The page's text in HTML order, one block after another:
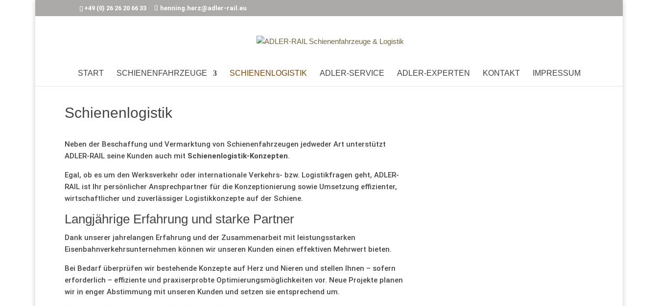
+49 (0) 26 26 20 66 33 henning.herz@adler-rail.eu
START SCHIENENFAHRZEUGE SCHIENENLOGISTIK ADLER-SERVICE ADLER-EXPERTEN KONTAKT IMPRESSUM
Schienenlogistik
Neben der Beschaffung und Vermarktung von Schienenfahrzeugen jedweder Art unterstützt
ADLER-RAIL seine Kunden auch mit Schienenlogistik-Konzepten.
Egal, ob es um den Werksverkehr oder internationale Verkehrs- bzw. Logistikfragen geht, ADLER-
RAIL ist Ihr persönlicher Ansprechpartner für die Konzeptionierung sowie Umsetzung effizienter,
wirtschaftlicher und zuverlässiger Logistikkonzepte auf der Schiene.
Langjährige Erfahrung und starke Partner
Dank unserer jahrelangen Erfahrung und der Zusammenarbeit mit leistungsstarken
Eisenbahnverkehrsunternehmen können wir unseren Kunden einen effektiven Mehrwert bieten.
Bei Bedarf überprüfen wir bestehende Konzepte auf Herz und Nieren und stellen Ihnen – sofern
erforderlich – effiziente und praxiserprobte Optimierungsmöglichkeiten vor. Neue Projekte planen
wir in enger Abstimmung mit unseren Kunden und setzen sie entsprechend um.